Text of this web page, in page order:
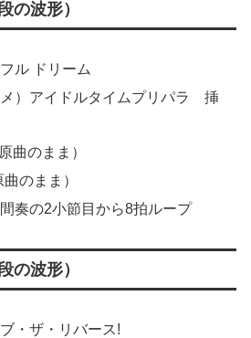
の波形）
ル ドリーム
メ）アイドルタイムプリパラ 挿
曲のまま）
のまま）
間奏の2小節目から8拍ループ
の波形）
・ザ・リバース!